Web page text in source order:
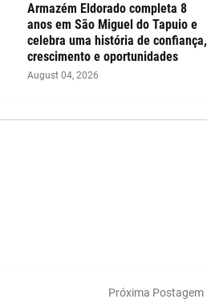
Armazém Eldorado completa 8
anos em São Miguel do Tapuio e
celebra uma história de confiança,
crescimento e oportunidades
August 04, 2026
Próxima Postagem